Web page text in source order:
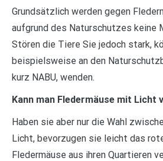
Grundsätzlich werden gegen
aufgrund des Naturschutzes keine
Stören die Tiere Sie jedoch stark,
beispielsweise an den
kurz NABU, wenden.
Kann man Fledermäuse mit Licht
Haben sie aber nur die Wahl
Licht, bevorzugen sie leicht das
Fledermäuse aus ihren Quartieren